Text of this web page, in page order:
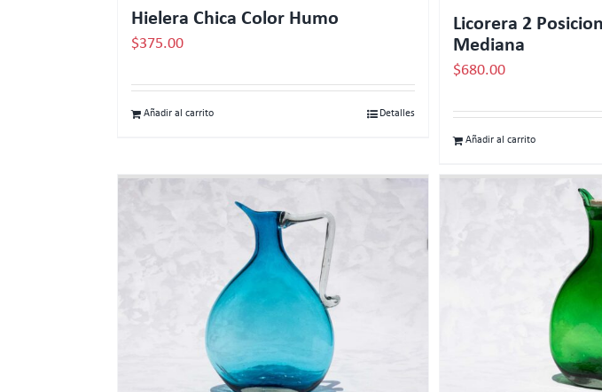
Hielera Chica Color Humo
$375.00
Añadir al carrito Detalles
Licorera 2
Mediana
$680.00
Añadir al carrito